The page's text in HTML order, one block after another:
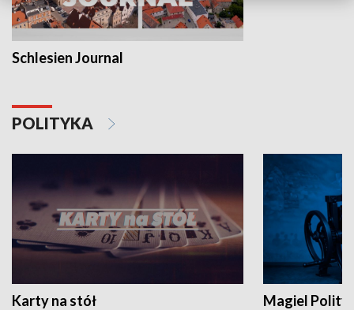
Schlesien Journal
POLITYKA
Karty na stół Magiel